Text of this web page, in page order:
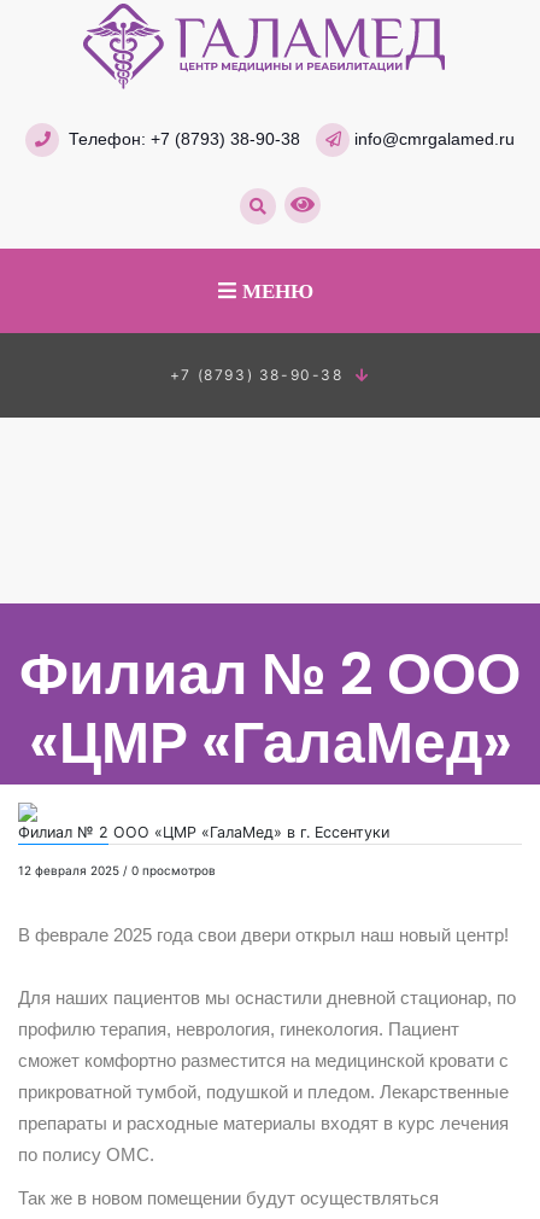
Телефон: +7 (8793) 38-90-38 info@cmrgalamed.ru
МЕНЮ
+7 (8793) 38-90-38
Филиал № 2 ООО
«ЦМР «ГалаМед»
в г. Ессентуки
Филиал № 2 ООО «ЦМР «ГалаМед» в г. Ессентуки
12 февраля 2025 / 0 просмотров
В феврале 2025 года свои двери открыл наш новый центр!
Для наших пациентов мы оснастили дневной стационар, по
профилю терапия, неврология, гинекология. Пациент
сможет комфортно разместится на медицинской кровати с
прикроватной тумбой, подушкой и пледом. Лекарственные
препараты и расходные материалы входят в курс лечения
по полису ОМС.
Так же в новом помещении будут осуществляться